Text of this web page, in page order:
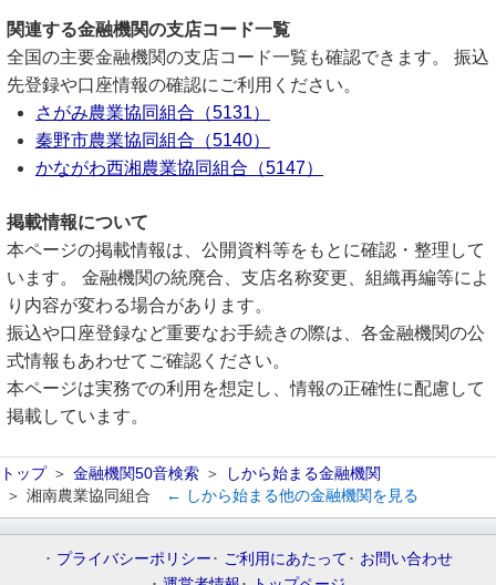
関連する金融機関の支店コード一覧
全国の主要金融機関の支店コード一覧も確認できます。 振込
先登録や口座情報の確認にご利用ください。
さがみ農業協同組合（5131）
秦野市農業協同組合（5140）
かながわ西湘農業協同組合（5147）
掲載情報について
本ページの掲載情報は、公開資料等をもとに確認・整理して
います。 金融機関の統廃合、支店名称変更、組織再編等によ
り内容が変わる場合があります。
振込や口座登録など重要なお手続きの際は、各金融機関の公
式情報もあわせてご確認ください。
本ページは実務での利用を想定し、情報の正確性に配慮して
掲載しています。
トップ 金融機関50音検索
しから始まる金融機関
湘南農業協同組合
← しから始まる他の金融機関を見る
プライバシーポリシー ご利用にあたって
お問い合わせ